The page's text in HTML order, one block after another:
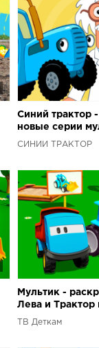
хотим знать
смотрите
и обучающие
передачи и
песенка:
Синий трактор
новые серии
песни вместе
СИНИЙ ТРАКТОР
Мультик -
Лева и Трактор
площадке
ТВ Деткам